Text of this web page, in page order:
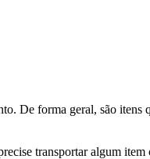
De forma geral, são itens
transportar algum item